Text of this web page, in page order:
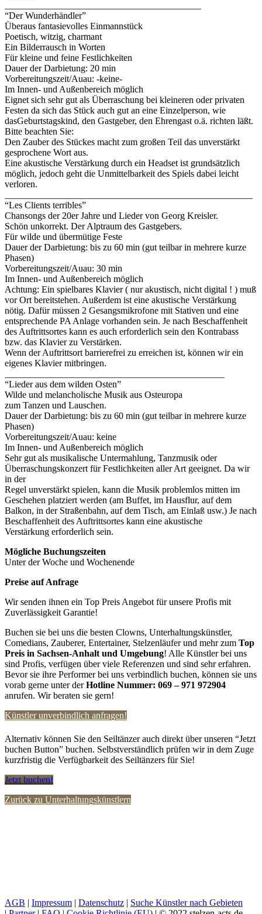
“Der Wunderhändler”
Überaus fantasievolles Einmannstück
Poetisch, witzig, charmant
Ein Bilderrausch in Worten
Für kleine und feine Festlichkeiten
Dauer der Darbietung: 20 min
Vorbereitungszeit/Auau: -keine-
Im Innen- und Außenbereich möglich
Eignet sich sehr gut als Überraschung bei kleineren oder privaten
Festen da sich das Stück auch gut an eine Einzelperson, wie
dasGeburtstagskind, den Gastgeber, den Ehrengast o.ä. richten läßt.
Bitte beachten Sie:
Den Zauber des Stückes macht zum großen Teil das unverstärkt
gesprochene Wort aus.
Eine akustische Verstärkung durch ein Headset ist grundsätzlich
möglich, jedoch geht die Unmittelbarkeit des Spiels dabei leicht
verloren.
“Les Clients terribles”
Chansongs der 20er Jahre und Lieder von Georg Kreisler.
Schön unkorrekt. Der Alptraum des Gastgebers.
Für wilde und übermütige Feste
Dauer der Darbietung: bis zu 60 min (gut teilbar in mehrere kurze
Phasen)
Vorbereitungszeit/Auau: 30 min
Im Innen- und Außenbereich möglich
Achtung: Ein spielbares Klavier ( nur akustisch, nicht digital ! ) muß
vor Ort bereitstehen. Außerdem ist eine akustische Verstärkung
nötig. Dafür müssen 2 Gesangsmikrofone mit Stativen und eine
entsprechende PA Anlage vorhanden sein. Je nach Beschaffenheit
des Auftrittsortes kann es auch erforderlich sein den Kontrabass
bzw. das Klavier zu Verstärken.
Wenn der Auftrittsort barrierefrei zu erreichen ist, können wir ein
eigenes Klavier mitbringen.
“Lieder aus dem wilden Osten”
Wilde und melancholische Musik aus Osteuropa
zum Tanzen und Lauschen.
Dauer der Darbietung: bis zu 60 min (gut teilbar in mehrere kurze
Phasen)
Vorbereitungszeit/Auau: keine
Im Innen- und Außenbereich möglich
Sehr gut als musikalische Untermahlung, Tanzmusik oder
Überraschungskonzert für Festlichkeiten aller Art geeignet. Da wir
in der
Regel unverstärkt spielen, kann die Musik problemlos mitten im
Geschehen platziert werden (am Buffet, im Hausflur, auf dem
Balkon, in der Straßenbahn, auf dem Tisch, am Einlaß usw.) Je nach
Beschaffenheit des Auftrittsortes kann eine akustische
Verstärkung erforderlich sein.
Mögliche Buchungszeiten
Unter der Woche und Wochenende
Preise auf Anfrage
Wir senden ihnen ein Top Preis Angebot für unsere Profis mit
Zuverlässigkeit Garantie!
Buchen sie bei uns die besten Clowns, Unterhaltungskünstler,
Comedians, Zauberer, Entertainer, Stelzenläufer und mehr zum Top
Preis in Sachsen-Anhalt und Umgebung! Alle Künstler bei uns
sind Profis, verfügen über viele Referenzen und sind sehr erfahren.
Bevor sie ihre Performer bei uns verbindlich buchen, können sie uns
vorab gerne unter derHotline Nummer: 069 – 971 972904
anrufen. Wir beraten sie gern!
Künstler unverbindlich anfragen!
Alternativ können Sie den Seiltänzer auch direkt über unseren “Jetzt
buchen Button” buchen. Selbstverständlich prüfen wir in dem Zuge
kurzfristig die Verfügbarkeit des Seiltänzers für Sie!
Jetzt buchen!
Zurück zu Unterhaltungskünstlern
AGB | Impressum | Datenschutz | Suche Künstler nach Gebieten